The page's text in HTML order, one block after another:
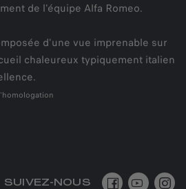
de l'équipe Alfa Romeo.
d'une vue imprenable sur
chaleureux typiquement italien
SUIVEZ-NOUS